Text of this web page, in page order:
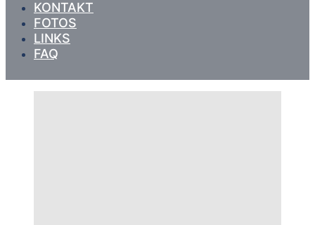
KONTAKT
FOTOS
LINKS
FAQ